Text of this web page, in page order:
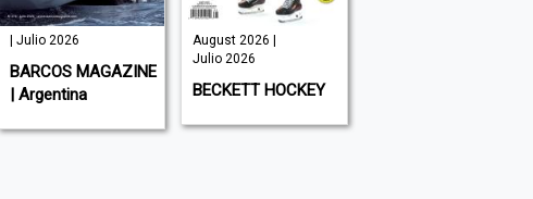
| Julio 2026
BARCOS MAGAZINE
| Argentina
August 2026 |
Julio 2026
BECKETT HOCKEY